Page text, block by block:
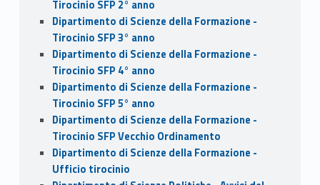
Tirocinio SFP 2° anno
Dipartimento di Scienze della Formazione -
Tirocinio SFP 3° anno
Dipartimento di Scienze della Formazione -
Tirocinio SFP 4° anno
Dipartimento di Scienze della Formazione -
Tirocinio SFP 5° anno
Dipartimento di Scienze della Formazione -
Tirocinio SFP Vecchio Ordinamento
Dipartimento di Scienze della Formazione -
Ufficio tirocinio